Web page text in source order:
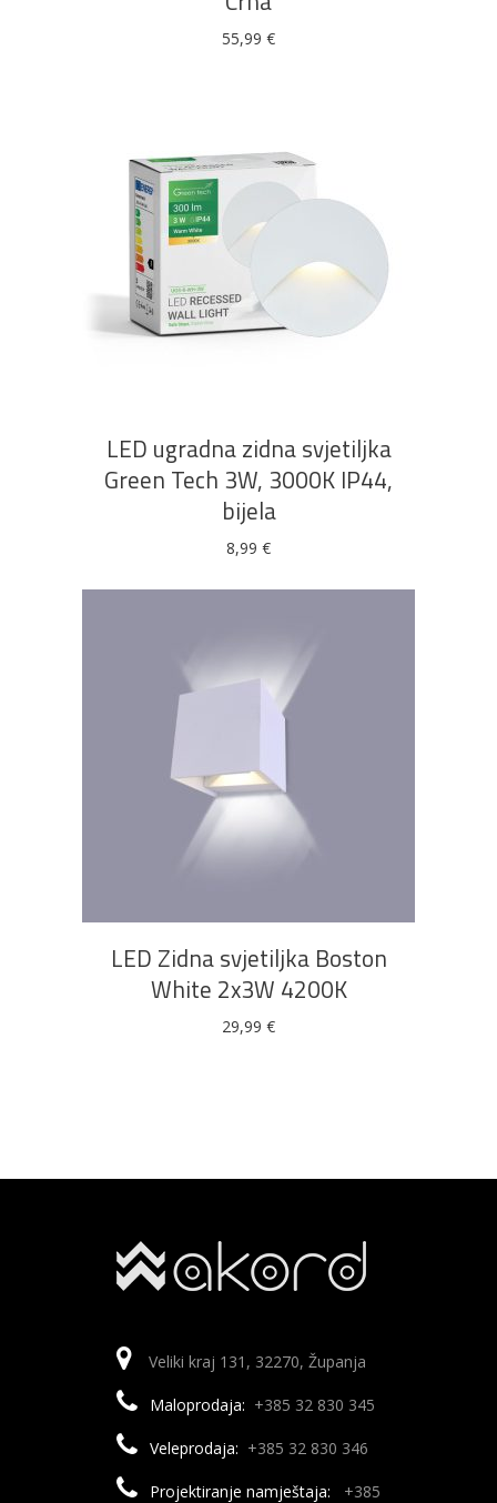
55,99 €
DODAJ U KOŠARICU
LED ugradna zidna svjetiljka
Green Tech 3W, 3000K IP44,
bijela
8,99 €
DODAJ U KOŠARICU
LED Zidna svjetiljka Boston
White 2x3W 4200K
29,99 €
Veliki kraj 131, 32270, Županja
Maloprodaja: +385 32 830 345
Veleprodaja: +385 32 830 346
Projektiranje namještaja:
+385